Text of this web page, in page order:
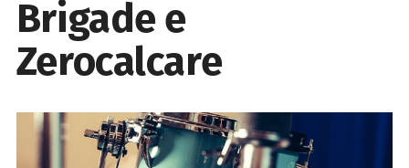
Brigade e
Zerocalcare